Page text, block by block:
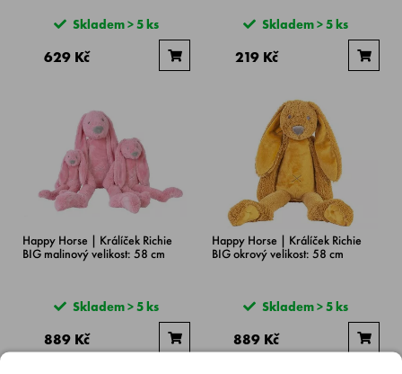
Skladem > 5 ks
629 Kč
Skladem > 5 ks
219 Kč
Happy Horse | Králíček Richie
BIG malinový velikost: 58 cm
Skladem > 5 ks
889 Kč
Happy Horse | Králíček Richie
BIG okrový velikost: 58 cm
Skladem > 5 ks
889 Kč